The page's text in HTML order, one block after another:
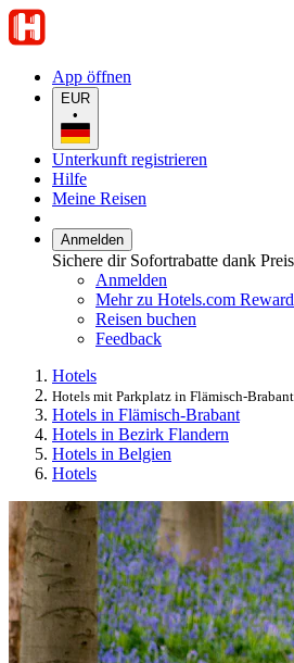
App öffnen
EUR
•
Unterkunft registrieren
Hilfe
Meine Reisen
Anmelden
Sichere dir Sofortrabatte dank
Anmelden
Mehr zu Hotels.com
Reisen buchen
Feedback
Hotels
Hotels mit Parkplatz in Flämisch-Brabant
Hotels in Flämisch-Brabant
Hotels in Bezirk Flandern
Hotels in Belgien
Hotels